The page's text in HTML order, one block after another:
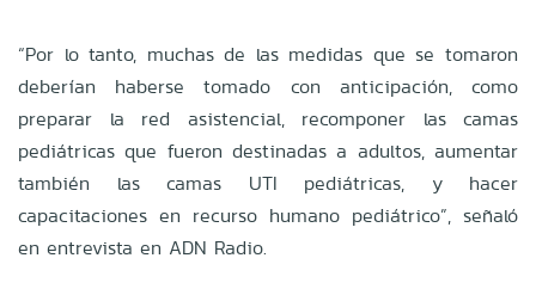
“Por lo tanto, muchas de las medidas que se tomaron
deberían haberse tomado con anticipación, como
preparar la red asistencial, recomponer las camas
pediátricas que fueron destinadas a adultos, aumentar
también las camas UTI pediátricas, y hacer
capacitaciones en recurso humano pediátrico”, señaló
en entrevista en ADN Radio.